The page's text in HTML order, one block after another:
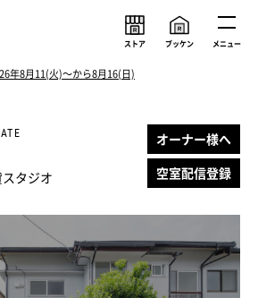
ブッケン
ストア メニュー
考え メンバー
求人情報
年8月11(火)〜から8月16(日)
タジオ
オーナー様へ
空室配信登録